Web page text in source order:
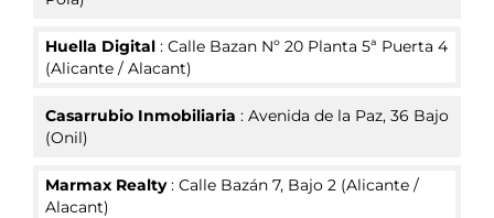
Huella Digital : Calle Bazan Nº 20 Planta 5ª Puerta 4
(Alicante / Alacant)
Casarrubio Inmobiliaria : Avenida de la Paz, 36 Bajo
(Onil)
Marmax Realty: Calle Bazán 7, Bajo 2 (Alicante /
Alacant)